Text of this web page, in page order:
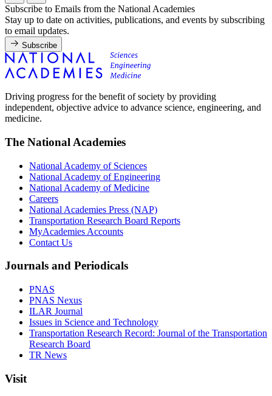
Subscribe to Emails from the National Academies
Stay up to date on activities, publications, and events by subscribing
to email updates.
Subscribe
Driving progress for the benefit of society by providing
independent, objective advice to advance science, engineering, and
medicine.
The National Academies
National Academy of Sciences
National Academy of Engineering
National Academy of Medicine
Careers
National Academies Press (NAP)
Transportation Research Board Reports
MyAcademies Accounts
Contact Us
Journals and Periodicals
PNAS
PNAS Nexus
ILAR Journal
Issues in Science and Technology
Transportation Research Record: Journal of the Transportation
Research Board
TR News
Visit